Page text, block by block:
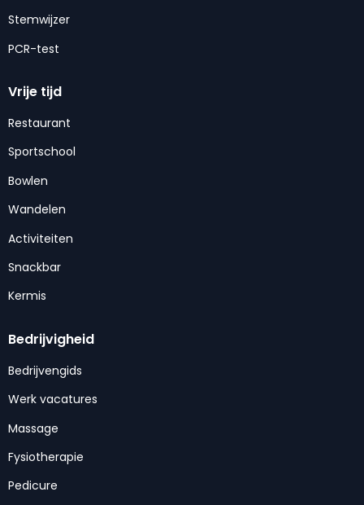
Stemwijzer
PCR-test
Vrije tijd
Restaurant
Sportschool
Bowlen
Wandelen
Activiteiten
Snackbar
Kermis
Bedrijvigheid
Bedrijvengids
Werk vacatures
Massage
Fysiotherapie
Pedicure